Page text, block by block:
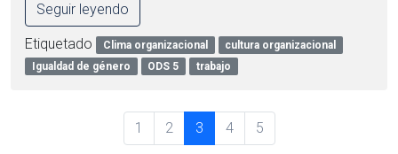
Seguir leyendo
Etiquetado Clima organizacional
cultura organizacional
Igualdad de género
ODS 5 trabajo
P
a
1
P
a
2
C
u
3
P
a
4
P
a
5